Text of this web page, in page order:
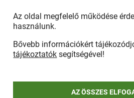
Afrikai
Az oldal megfelelő működése
használunk.
Bővebb információkért
tájékoztatók segítségével!
AZ ÖSSZES